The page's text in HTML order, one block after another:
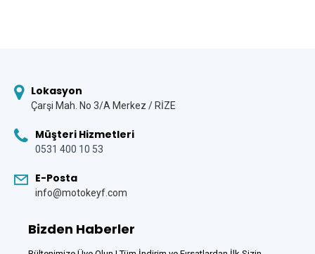
Lokasyon
Çarşi Mah. No 3/A Merkez / RİZE
Müşteri Hizmetleri
0531 400 10 53
E-Posta
info@motokeyf.com
Bizden Haberler